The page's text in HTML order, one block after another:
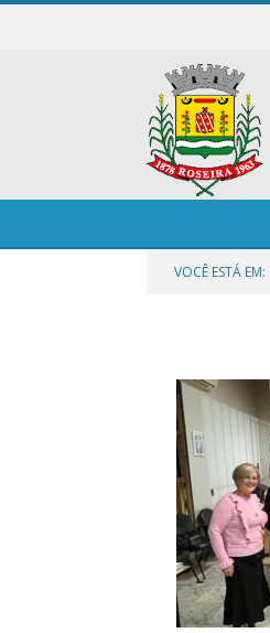
VOCÊ ESTÁ EM: